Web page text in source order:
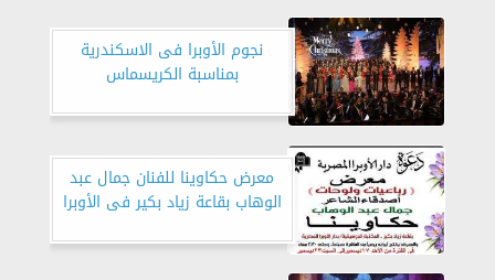
نجوم الأوبرا فى الاسكندرية
بمناسبة الكريسماس
معرض حكاوينا للفنان جمال عبد
الوهاب بقاعة زياد بكير فى الأوبرا